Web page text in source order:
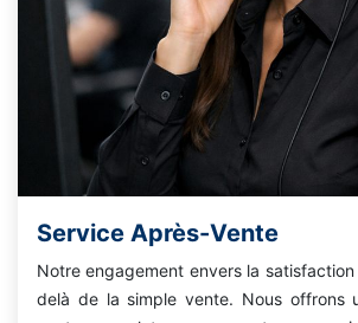
Service Après-Vente
Notre engagement envers la
delà de la simple vente. Nous offrons